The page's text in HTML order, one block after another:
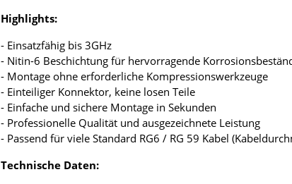
Highlights:
- Einsatzfähig bis 3GHz
- Nitin-6 Beschichtung für hervorragende
- Montage ohne erforderliche Kompressionswerkzeuge
- Einteiliger Konnektor, keine losen Teile
- Einfache und sichere Montage in Sekunden
- Professionelle Qualität und ausgezeichnete Leistung
- Passend für viele Standard RG6 / RG 59 Kabel
Technische Daten: